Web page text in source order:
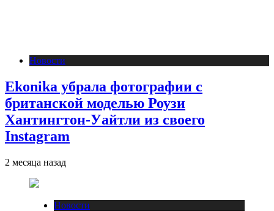
Новости
Ekonika убрала фотографии с
британской моделью Роузи
Хантингтон-Уайтли из своего
Instagram
2 месяца назад
Новости